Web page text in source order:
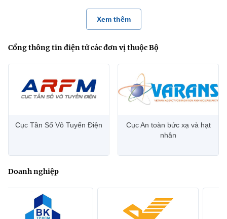
Xem thêm
Cổng thông tin điện tử các đơn vị thuộc Bộ
Cục Tần Số Vô Tuyến Điện
Cục An toàn bức xạ và hạt
nhân
Doanh nghiệp